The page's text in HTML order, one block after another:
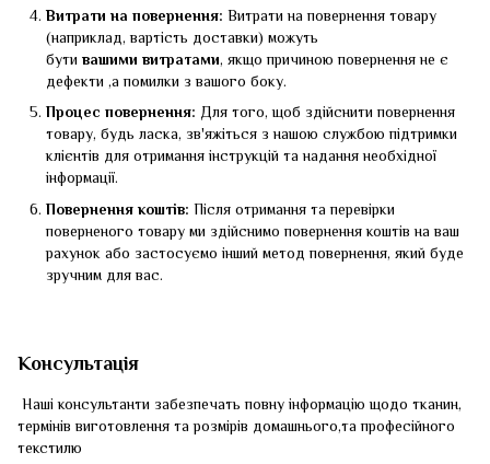
Витрати на повернення: Витрати на повернення товару
(наприклад, вартість доставки) можуть
бути вашими витратами, якщо причиною повернення не є
дефекти ,а помилки з вашого боку.
Процес повернення: Для того, щоб здійснити повернення
товару, будь ласка, зв'яжіться з нашою службою підтримки
клієнтів для отримання інструкцій та надання необхідної
інформації.
Повернення коштів: Після отримання та перевірки
поверненого товару ми здійснимо повернення коштів на ваш
рахунок або застосуємо інший метод повернення, який буде
зручним для вас.
Консультація
Наші консультанти забезпечать повну інформацію щодо тканин,
термінів виготовлення та розмірів домашнього,та професійного
текстилю